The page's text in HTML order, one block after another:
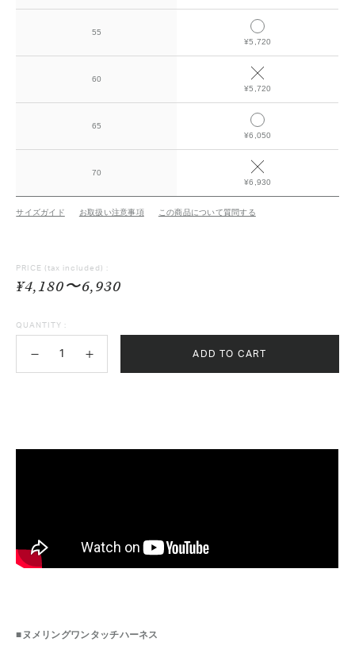
55
¥5,720
60
¥5,720
65
¥6,050
70
¥6,930
サイズガイド お取扱い注意事項 この商品について質問する
PRICE (tax included) :
¥4,180〜6,930
QUANTITY :
ADD TO CART
■ヌメリングワンタッチハーネス